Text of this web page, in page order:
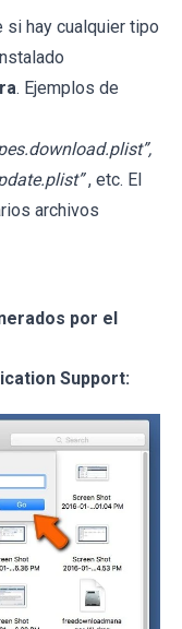
si hay cualquier tipo
. Ejemplos de
, etc. El
archivos
por el
Support: